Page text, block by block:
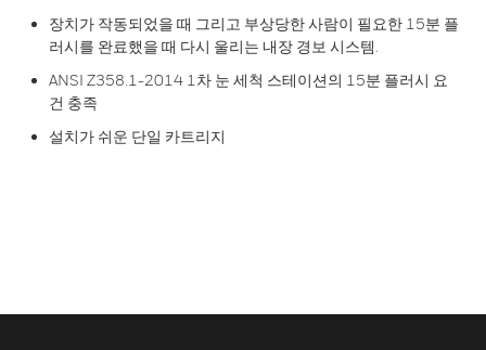
장치가 작동되었을 때 그리고 부상당한 사람이 필요한 15분 플
러시를 완료했을 때 다시 울리는 내장 경보 시스템.
ANSI Z358.1-2014 1차 눈 세척 스테이션의 15분 플러시 요
건 충족
설치가 쉬운 단일 카트리지